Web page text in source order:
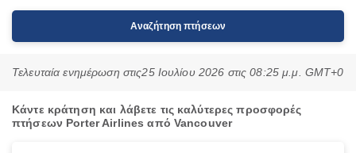
Αναζήτηση πτήσεων
Τελευταία ενημέρωση στις25 Ιουλίου 2026 στις 08:25 μ.μ. GMT+0
Κάντε κράτηση και λάβετε τις καλύτερες προσφορές
πτήσεων Porter Airlines από Vancouver